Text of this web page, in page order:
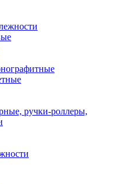
ручки-роллеры,